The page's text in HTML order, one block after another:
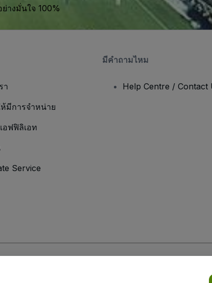
างมั่นใจ 100%
า
ห้มีการจำหน่าย
อฟฟิลิเอท
Service
มีคําถามไหม
Help Centre / Contact